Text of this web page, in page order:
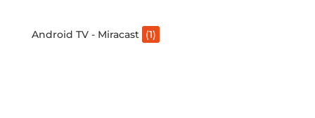
Android TV - Miracast (1)